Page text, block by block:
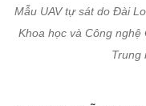
Mẫu UAV tự sát do Đài
Khoa học và Công
Trung